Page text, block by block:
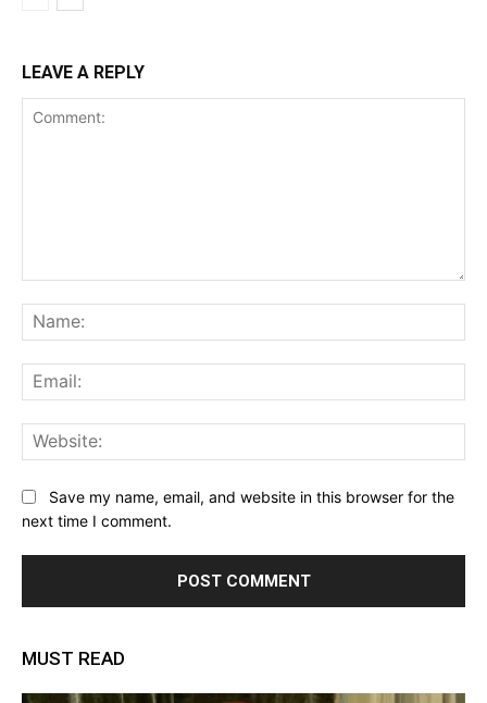
LEAVE A REPLY
Save my name, email, and website in this browser for the
next time I comment.
MUST READ